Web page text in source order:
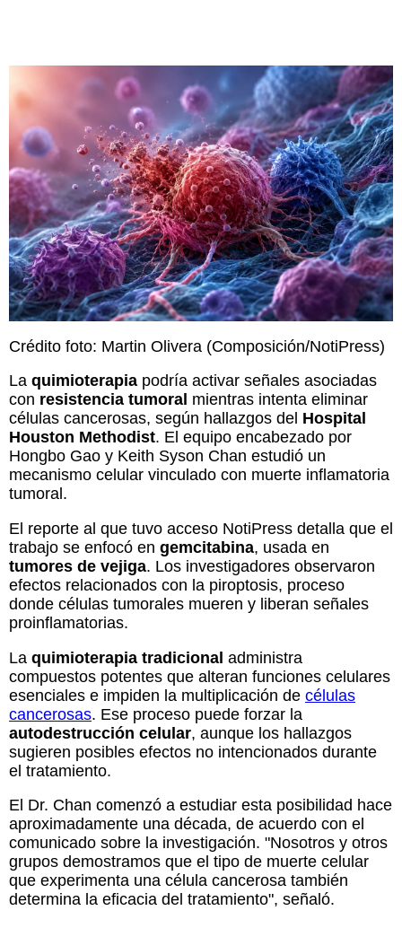
Crédito foto: Martin Olivera (Composición/NotiPress)
La quimioterapia podría activar señales asociadas
con resistencia tumoral mientras intenta eliminar
células cancerosas, según hallazgos del Hospital
Houston Methodist. El equipo encabezado por
Hongbo Gao y Keith Syson Chan estudió un
mecanismo celular vinculado con muerte inflamatoria
tumoral.
El reporte al que tuvo acceso NotiPress detalla que el
trabajo se enfocó en gemcitabina, usada en
tumores de vejiga. Los investigadores observaron
efectos relacionados con la piroptosis, proceso
donde células tumorales mueren y liberan señales
proinflamatorias.
La quimioterapia tradicional administra
compuestos potentes que alteran funciones celulares
esenciales e impiden la multiplicación de células
cancerosas. Ese proceso puede forzar la
autodestrucción celular, aunque los hallazgos
sugieren posibles efectos no intencionados durante
el tratamiento.
El Dr. Chan comenzó a estudiar esta posibilidad hace
aproximadamente una década, de acuerdo con el
comunicado sobre la investigación. "Nosotros y otros
grupos demostramos que el tipo de muerte celular
que experimenta una célula cancerosa también
determina la eficacia del tratamiento", señaló.